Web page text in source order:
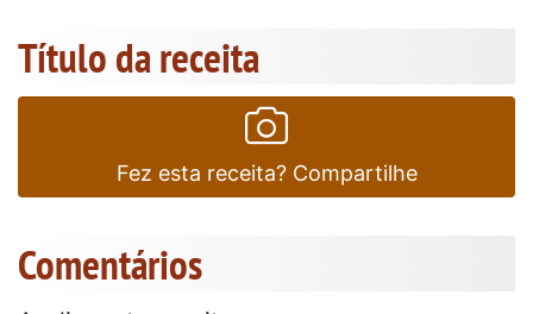
Título da receita
Fez esta receita? Compartilhe
Comentários